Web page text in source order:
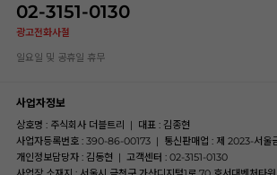
02-3151-0130
광고전화사절
일요일 및 공휴일 휴무
사업자정보
상호명 : 주식회사 더블트리 | 대표 : 김종현
사업자등록번호 : 390-86-00173 | 통신판매업 : 제 2023-서울
개인정보담당자 : 김동현 | 고객센터 : 02-3151-0130